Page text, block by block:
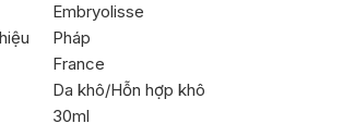
Embryolisse
Pháp
France
Da khô/Hỗn hợp khô
30ml